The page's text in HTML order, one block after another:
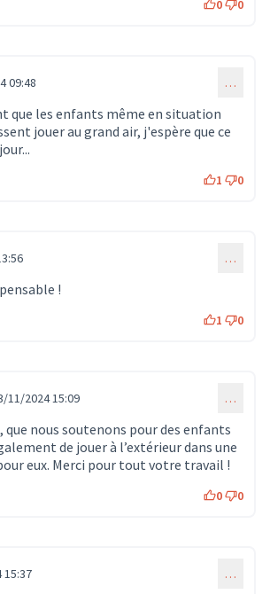
0 0
09:48 …
que les enfants même en situation
jouer au grand air, j'espère que ce
1 0
…
!
1 0
11/2024 15:09 …
que nous soutenons pour des enfants
de jouer à l’extérieur dans une
eux. Merci pour tout votre travail !
0 0
15:37 …